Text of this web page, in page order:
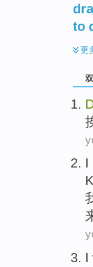
to
更
I
I